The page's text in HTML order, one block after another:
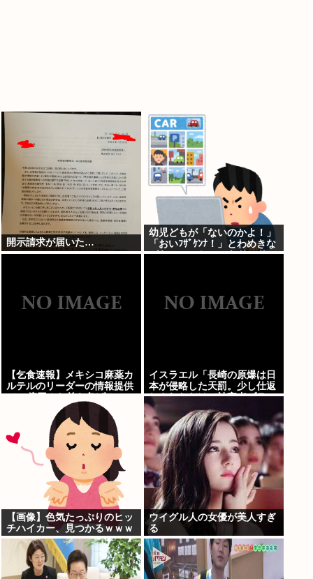
開示請求が届いた…
幼児どもが「ないのかよ！」
「おいﾌｻﾞｹﾝﾅ！」とわめきな
がらショーケースをドンドン
【乞食速報】メキシコ麻薬カ
ルテルのリーダーの情報提供
イスラエル「長崎の原爆は日
本が侵略した天罰。少し仕返
しされただけで被害者ヅラ。
追悼されるべきは侵略された
中国や韓国の人々だよ
【画像】色気たっぷりのヒッ
チハイカー、見つかるｗｗｗ
ウイグル人の女優が美人すぎ
る